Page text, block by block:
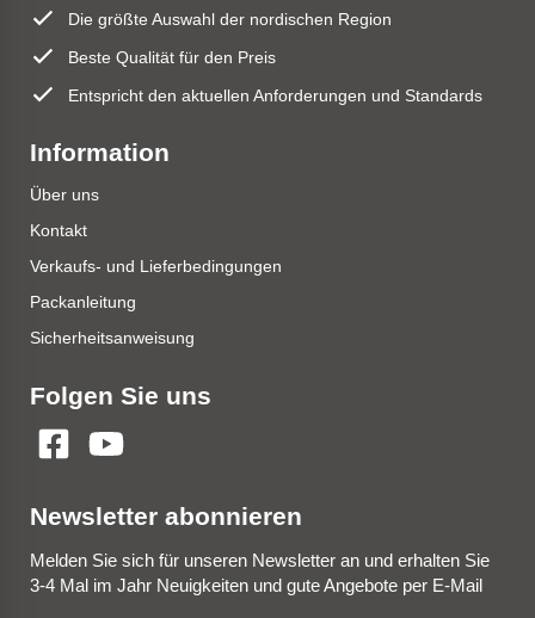
Die größte Auswahl der nordischen Region
Beste Qualität für den Preis
Entspricht den aktuellen Anforderungen und Standards
Information
Über uns
Kontakt
Verkaufs- und Lieferbedingungen
Packanleitung
Sicherheitsanweisung
Folgen Sie uns
Newsletter abonnieren
Melden Sie sich für unseren Newsletter an und erhalten Sie
3-4 Mal im Jahr Neuigkeiten und gute Angebote per E-Mail